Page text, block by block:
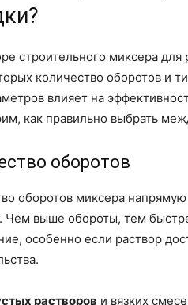
строительного миксера для
количество оборотов и
влияет на
как правильно выбрать
оборотов
оборотов миксера
Чем выше обороты, тем
особенно если раствор
растворов и вязких